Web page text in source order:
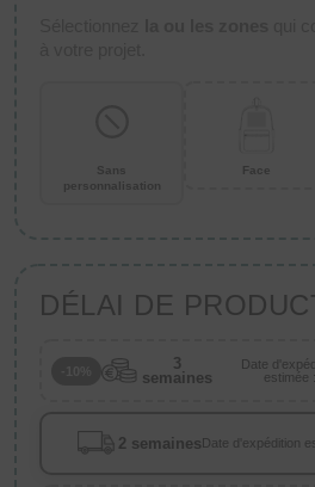
Sans
personnalisation
Face
DÉLAI DE
3
semaines
Date
estimée :
2 semaines Date d'expédition